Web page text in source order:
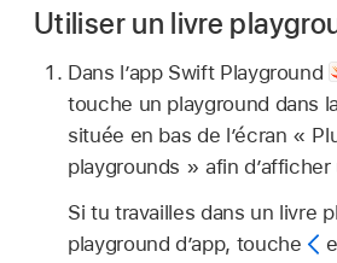
Utiliser un livre
Dans l’app Swift Playground
touche un playground dans
située en bas de l’écran «
playgrounds » afin
Si tu travailles dans un livre
playground d’app, touche